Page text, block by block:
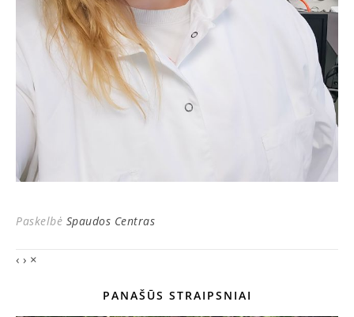
Paskelbė Spaudos Centras
‹ › ×
PANAŠŪS STRAIPSNIAI